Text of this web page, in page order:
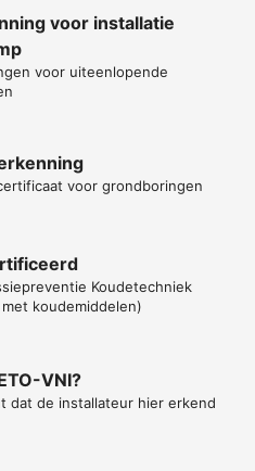
voor installatie
voor uiteenlopende
voor grondboringen
Koudetechniek
koudemiddelen)
VNI?
dat de installateur hier erkend